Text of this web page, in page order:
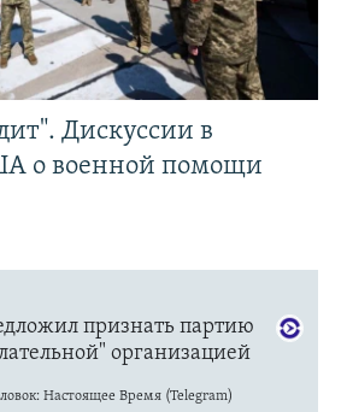
Дискуссии в
о военной помощи